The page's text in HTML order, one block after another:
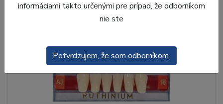
informáciami takto určenými pre prípad, že odborníkom
nie ste
Potvrdzujem, že som odborníkom.